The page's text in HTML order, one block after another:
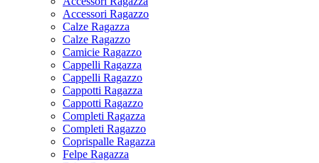
Accessori Ragazzo
Calze Ragazza
Calze Ragazzo
Camicie Ragazzo
Cappelli Ragazza
Cappelli Ragazzo
Cappotti Ragazza
Cappotti Ragazzo
Completi Ragazza
Completi Ragazzo
Coprispalle Ragazza
Felpe Ragazza